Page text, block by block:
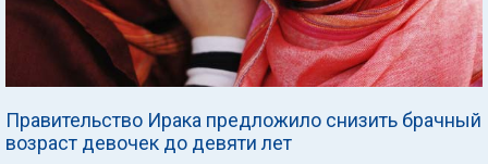
Правительство Ирака предложило снизить брачный
возраст девочек до девяти лет